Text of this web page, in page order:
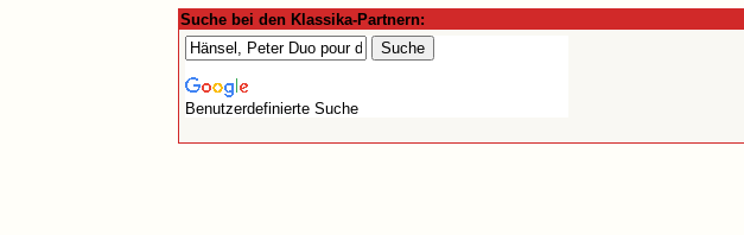
Suche bei den Klassika-Partnern:
Benutzerdefinierte Suche